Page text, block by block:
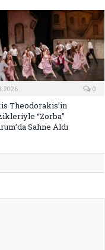
0
Theodorakis’in
“Zorba”
Sahne Aldı